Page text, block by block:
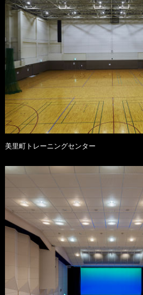
美里町トレーニングセンター